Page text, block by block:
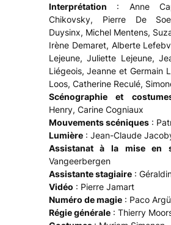
Interprétation : Anne
Chikovsky, Pierre De
Duysinx, Michel Mentens,
Irène Demaret, Alberte
Lejeune, Juliette Lejeune,
Liégeois, Jeanne et Germain
Loos, Catherine Reculé,
Scénographie et
Henry, Carine Cogniaux
Mouvements scéniques:
Lumière: Jean-Claude
Assistanat à la mise en
Vangeerbergen
Assistante stagiaire:
Vidéo : Pierre Jamart
Numéro de magie: Paco
Régie générale: Thierry